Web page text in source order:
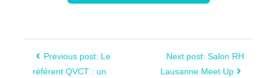
Previous post: Le
référent QVCT : un
Next post: Salon RH
Lausanne Meet Up